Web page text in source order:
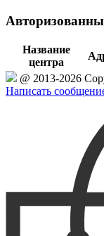
Название
центра
@ 2013-2026
Написать